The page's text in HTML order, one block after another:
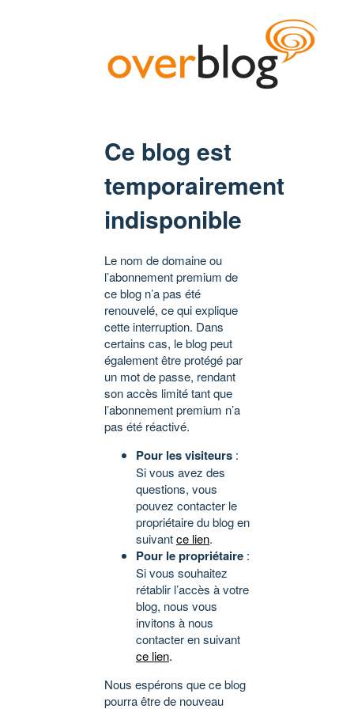
Ce blog est
temporairement
indisponible
Le nom de domaine ou
l’abonnement premium de
ce blog n’a pas été
renouvelé, ce qui explique
cette interruption. Dans
certains cas, le blog peut
également être protégé par
un mot de passe, rendant
son accès limité tant que
l’abonnement premium n’a
pas été réactivé.
Pour les visiteurs :
Si vous avez des
questions, vous
pouvez contacter le
propriétaire du blog en
suivantce lien.
Pour le propriétaire :
Si vous souhaitez
rétablir l’accès à votre
blog, nous vous
invitons à nous
contacter en suivant
ce lien.
Nous espérons que ce blog
pourra être de nouveau